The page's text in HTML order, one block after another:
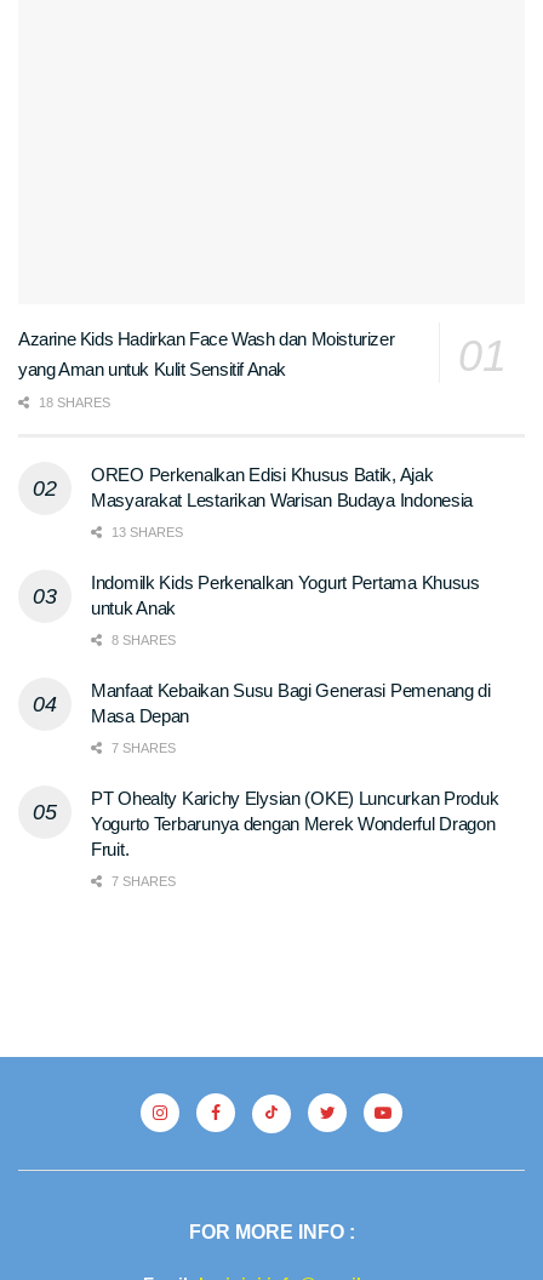
Azarine Kids Hadirkan Face Wash dan Moisturizer
yang Aman untuk Kulit Sensitif Anak
18 SHARES
OREO Perkenalkan Edisi Khusus Batik, Ajak
Masyarakat Lestarikan Warisan Budaya Indonesia
13 SHARES
Indomilk Kids Perkenalkan Yogurt Pertama Khusus
untuk Anak
8 SHARES
Manfaat Kebaikan Susu Bagi Generasi Pemenang di
Masa Depan
7 SHARES
PT Ohealty Karichy Elysian (OKE) Luncurkan Produk
Yogurto Terbarunya dengan Merek Wonderful Dragon
Fruit.
7 SHARES
FOR MORE INFO :